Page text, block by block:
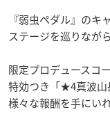
『弱虫ペダル』の
ステージを巡りなが
限定プロデュースコ
特効つき「★4真波山
様々な報酬を手にい